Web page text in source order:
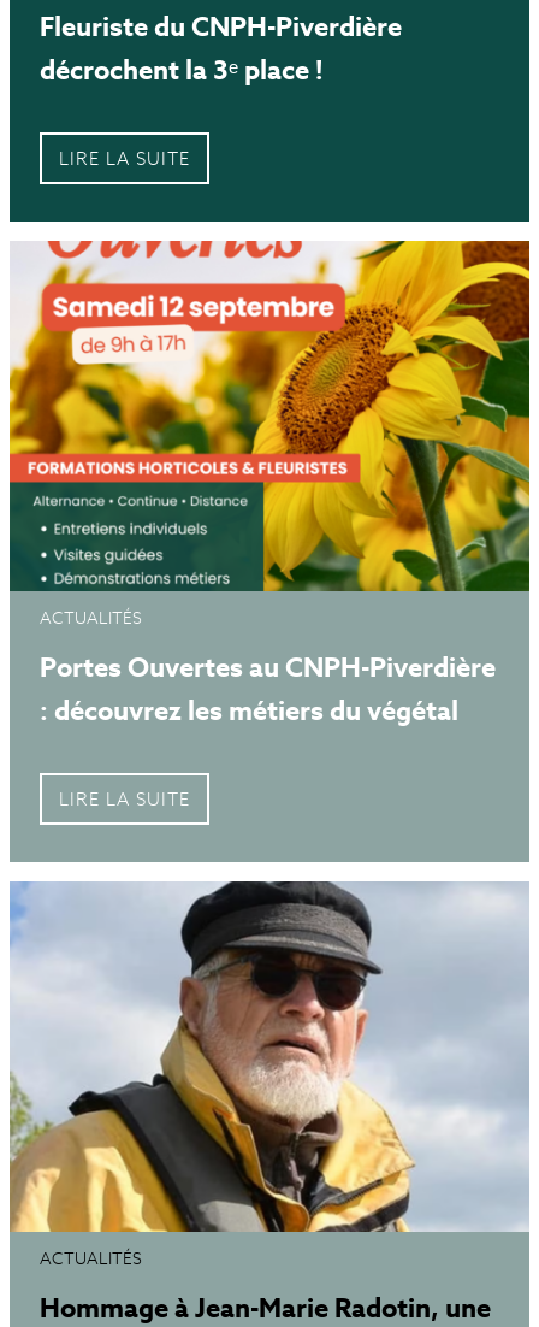
Fleuriste du CNPH-Piverdière
décrochent la 3ᵉ place !
LIRE LA SUITE
ACTUALITÉS
Portes Ouvertes au CNPH-Piverdière
: découvrez les métiers du végétal
LIRE LA SUITE
ACTUALITÉS
Hommage à Jean-Marie Radotin, une